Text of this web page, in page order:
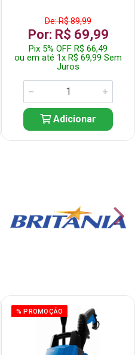
De: R$ 89,99
Por: R$ 69,99
Pix 5% OFF R$ 66,49
ou em até 1x R$ 69,99 Sem
Juros
Adicionar
% PROMOÇÃO